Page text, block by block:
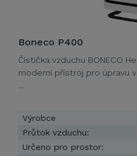
Boneco P400
Čistička vzduchu BONECO
moderní přístroj pro úpravu
Výrobce
Průtok vzduchu:
Určeno pro prostor: